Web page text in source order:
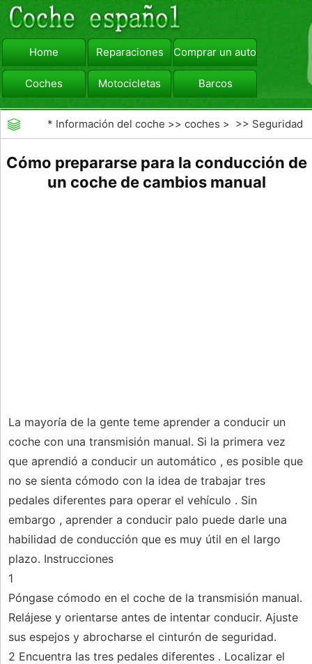
Home Reparaciones Comprar un automóvil
Coches Motocicletas Barcos
viajar Camiones
* Información del coche >>coches > >> Seguridad
Cómo prepararse para la conducción de
un coche de cambios manual
La mayoría de la gente teme aprender a conducir un
coche con una transmisión manual. Si la primera vez
que aprendió a conducir un automático , es posible que
no se sienta cómodo con la idea de trabajar tres
pedales diferentes para operar el vehículo . Sin
embargo , aprender a conducir palo puede darle una
habilidad de conducción que es muy útil en el largo
plazo. Instrucciones
1
Póngase cómodo en el coche de la transmisión manual.
Relájese y orientarse antes de intentar conducir. Ajuste
sus espejos y abrocharse el cinturón de seguridad.
2 Encuentra las tres pedales diferentes . Localizar el